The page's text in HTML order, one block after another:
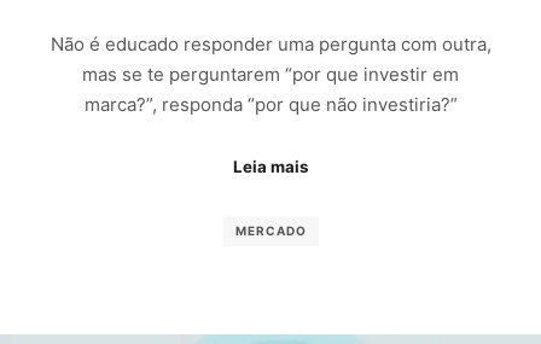
Não é educado responder uma pergunta com outra,
mas se te perguntarem “por que investir em
marca?”, responda “por que não investiria?”
Leia mais
MERCADO